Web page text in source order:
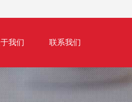
我们 联系我们